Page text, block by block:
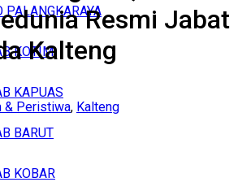
PALANGKARAYA
KOTIM
KAPUAS
BARUT
KOBAR
Resmi Jabat
Kalteng
& Peristiwa, Kalteng